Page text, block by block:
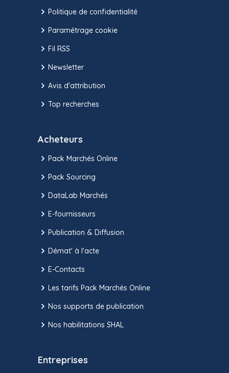
Politique de confidentialité
Paramétrage cookie
Fil RSS
Newsletter
Avis d'attribution
Top recherches
Acheteurs
Pack Marchés Online
Pack Sourcing
DataLab Marchés
E-fournisseurs
Publication & Diffusion
Démat' à l'acte
E-Contacts
Les tarifs Pack Marchés Online
Nos supports de publication
Nos habilitations SHAL
Entreprises